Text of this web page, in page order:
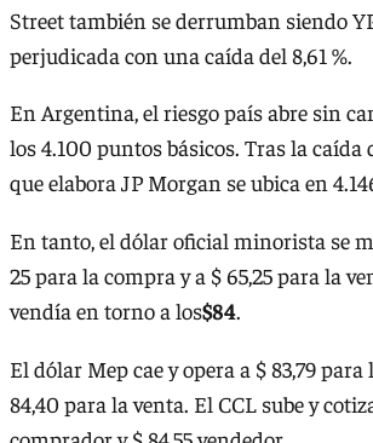
Street también se derrumban siendo
perjudicada con una caída del 8,61 %.
En Argentina, el riesgo país abre sin
los 4.100 puntos básicos. Tras la caída
que elabora JP Morgan se ubica en
En tanto, el dólar oficial minorista se
25 para la compra y a $ 65,25 para la
vendía en torno a los$84.
El dólar Mep cae y opera a $ 83,79
84,40 para la venta. El CCL sube y